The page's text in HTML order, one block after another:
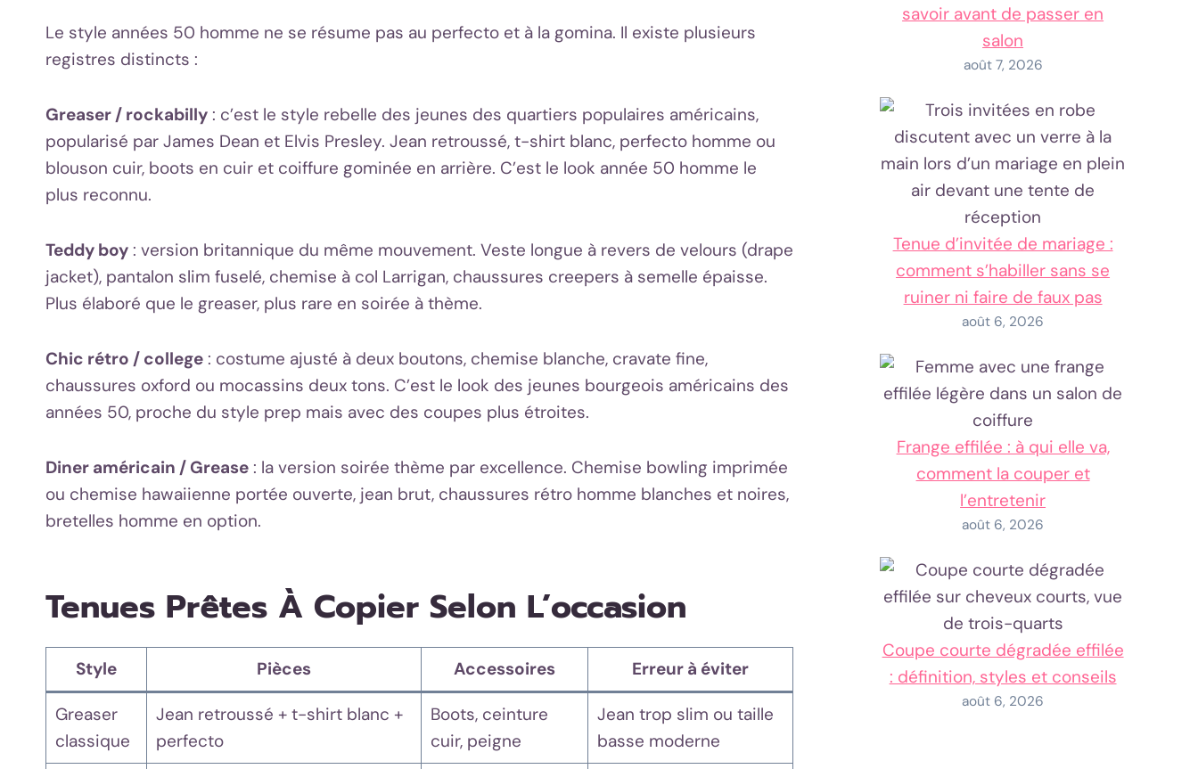
Le style années 50 homme ne se résume pas au perfecto et à la gomina. Il existe plusieurs
registres distincts :
Greaser / rockabilly : c’est le style rebelle des jeunes des quartiers populaires américains,
popularisé par James Dean et Elvis Presley. Jean retroussé, t-shirt blanc, perfecto homme ou
blouson cuir, boots en cuir et coiffure gominée en arrière. C’est le look année 50 homme le
plus reconnu.
Teddy boy : version britannique du même mouvement. Veste longue à revers de velours (drape
jacket), pantalon slim fuselé, chemise à col Larrigan, chaussures creepers à semelle épaisse.
Plus élaboré que le greaser, plus rare en soirée à thème.
Chic rétro / college : costume ajusté à deux boutons, chemise blanche, cravate fine,
chaussures oxford ou mocassins deux tons. C’est le look des jeunes bourgeois américains des
années 50, proche du style prep mais avec des coupes plus étroites.
Diner américain / Grease : la version soirée thème par excellence. Chemise bowling imprimée
ou chemise hawaiienne portée ouverte, jean brut, chaussures rétro homme blanches et noires,
bretelles homme en option.
Tenues Prêtes À Copier Selon L’occasion
Style Pièces Accessoires Erreur à éviter
Greaser
classique
Jean retroussé + t-shirt blanc +
perfecto
Boots, ceinture
cuir, peigne
Jean trop slim ou taille
basse moderne
savoir avant de passer en
salon
août 7, 2026
Tenue d’invitée de mariage :
comment s’habiller sans se
ruiner ni faire de faux pas
août 6, 2026
Frange effilée : à qui elle va,
comment la couper et
l’entretenir
août 6, 2026
Coupe courte dégradée effilée
: définition, styles et conseils
août 6, 2026